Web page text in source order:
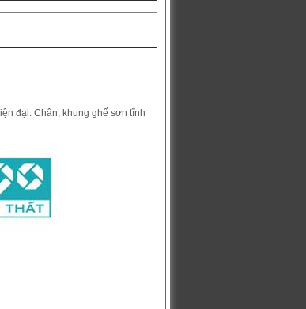
đại. Chân, khung ghế sơn tĩnh